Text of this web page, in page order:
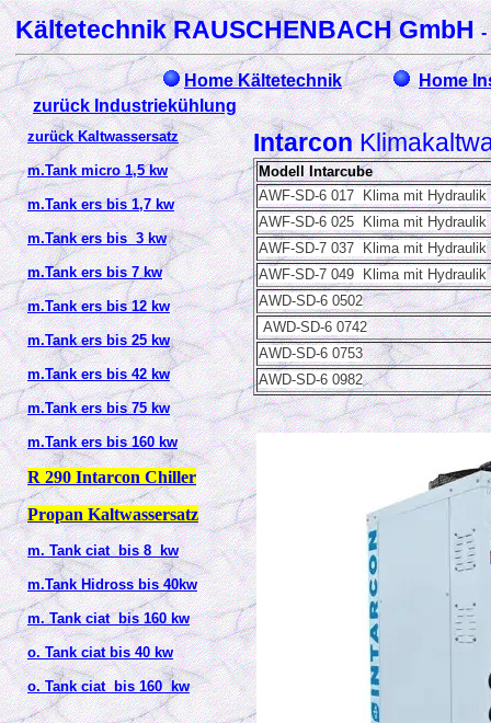
Kältetechnik RAUSCHENBACH GmbH-
Home Kältetechnik
Home
zurück Industriekühlung
zurück Kaltwassersatz
m.Tank micro 1,5 kw
m.Tank ers bis 1,7 kw
m.Tank ers bis 3 kw
m.Tank ers bis 7 kw
m.Tank ers bis 12 kw
m.Tank ers bis 25 kw
m.Tank ers bis 42 kw
m.Tank ers bis 75 kw
m.Tank ers bis 160 kw
R 290 Intarcon Chiller
Propan Kaltwassersatz
m. Tank ciat bis 8 kw
m.Tank Hidross bis 40kw
m. Tank ciat bis 160 kw
o. Tank ciat bis 40 kw
o. Tank ciat bis 160 kw
Intarcon
Modell Intarcube
AWF-SD-6 017 Klima mit Hydraulik
AWF-SD-6 025 Klima mit Hydraulik
AWF-SD-7 037 Klima mit Hydraulik
AWF-SD-7 049 Klima mit Hydraulik
AWD-SD-6 0502
AWD-SD-6 0742
AWD-SD-6 0753
AWD-SD-6 0982